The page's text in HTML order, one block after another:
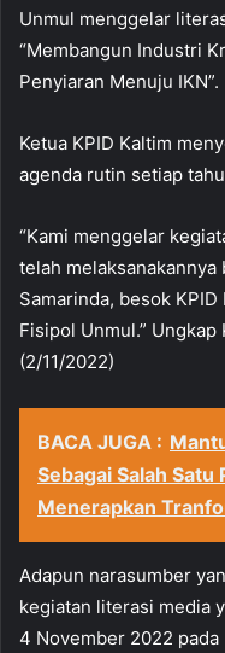
Unmul menggelar
“Membangun Industri
Penyiaran Menuju IKN”.
Ketua KPID Kaltim
agenda rutin setiap
“Kami menggelar
telah melaksanakannya
Samarinda, besok
Fisipol Unmul.” Ungkap
(2/11/2022)
BACA JUGA :
Sebagai Salah
Menerapkan
Adapun narasumber
kegiatan literasi media
4 November 2022 pada